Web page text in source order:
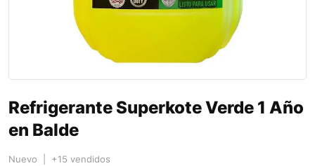
Refrigerante Superkote Verde 1 Año
en Balde
Nuevo | +15 vendidos